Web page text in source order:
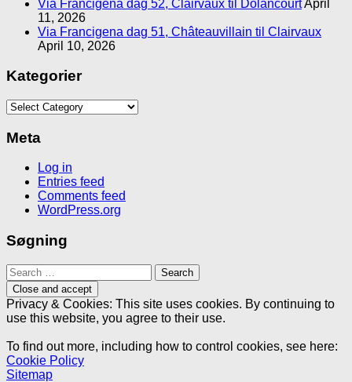
Via Francigena dag 52, Clairvaux til DolancourtApril
11, 2026
Via Francigena dag 51, Châteauvillain til Clairvaux
April 10, 2026
Kategorier
Kategorier
Meta
Log in
Entries feed
Comments feed
WordPress.org
Søgning
Search
for:
Privacy & Cookies: This site uses cookies. By continuing to
use this website, you agree to their use.
To find out more, including how to control cookies, see here:
Cookie Policy
Sitemap